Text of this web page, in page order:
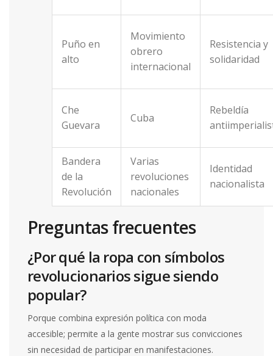
Puño en
alto
Movimiento
obrero
internacional
Resistencia y
solidaridad
Che
Guevara
Cuba
Rebeldía
Bandera
de la
Revolución
Varias
revoluciones
nacionales
Identidad
nacionalista
Preguntas frecuentes
¿Por qué la ropa con símbolos
revolucionarios sigue siendo
popular?
Porque combina expresión política con moda
accesible; permite a la gente mostrar sus convicciones
sin necesidad de participar en manifestaciones.